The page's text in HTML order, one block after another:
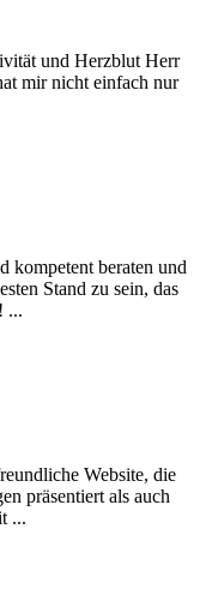
und Herzblut Herr
mir nicht einfach nur
kompetent beraten und
Stand zu sein, das
...
Website, die
präsentiert als auch
...